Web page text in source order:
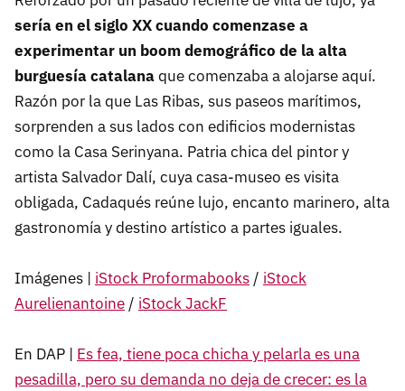
sería en el siglo XX cuando comenzase a
experimentar un boom demográfico de la alta
burguesía catalanaque comenzaba a alojarse aquí.
Razón por la que Las Ribas, sus paseos marítimos,
sorprenden a sus lados con edificios modernistas
como la Casa Serinyana. Patria chica del pintor y
artista Salvador Dalí, cuya casa-museo es visita
obligada, Cadaqués reúne lujo, encanto marinero, alta
gastronomía y destino artístico a partes iguales.
Imágenes | iStock Proformabooks / iStock
Aurelienantoine / iStock JackF
En DAP | Es fea, tiene poca chicha y pelarla es una
pesadilla, pero su demanda no deja de crecer: es la